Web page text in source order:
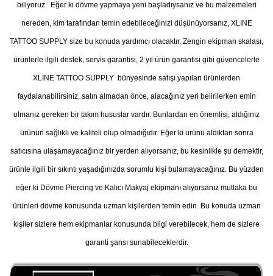
biliyoruz. Eğer ki dövme yapmaya yeni başladıysanız ve bu malzemeleri
nereden, kim tarafından temin edebileceğinizi düşünüyorsanız, XLINE
TATTOO SUPPLY size bu konuda yardımcı olacaktır. Zengin ekipman skalası,
ürünlerle ilgili destek, servis garantisi, 2 yıl ürün garantisi gibi güvencelerle
XLINE TATTOO SUPPLY bünyesinde satışı yapılan ürünlerden
faydalanabilirsiniz. satın almadan önce, alacağınız yeri belirilerken emin
olmanız gereken bir takım hususlar vardır. Bunlardan en önemlisi, aldığınız
ürünün sağlıklı ve kaliteli olup olmadığıdır. Eğer ki ürünü aldıktan sonra
satıcısına ulaşamayacağınız bir yerden alıyorsanız, bu kesinlikle şu demektir,
ürünle ilgili bir sıkıntı yaşadığınızda sorumlu kişi bulamayacağınız. Bu yüzden
eğer ki Dövme Piercing ve Kalıcı Makyaj ekipmanı alıyorsanız mutlaka bu
ürünleri dövme konusunda uzman kişilerden temin edin. Bu konuda uzman
kişiler sizlere hem ekipmanlar konusunda bilgi verebilecek, hem de sizlere
garanti şansı sunabileceklerdir.